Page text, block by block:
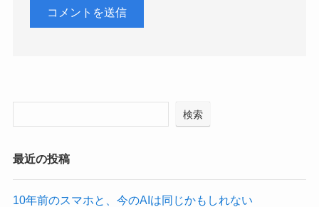
検索
最近の投稿
10年前のスマホと、今のAIは同じかもしれない